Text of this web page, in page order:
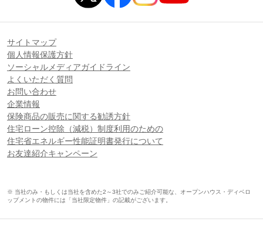
サイトマップ
個人情報保護方針
ソーシャルメディアガイドライン
よくいただく質問
お問い合わせ
企業情報
保険商品の販売に関する勧誘方針
住宅ローン控除（減税）制度利用のための
住宅省エネルギー性能証明書発行について
お友達紹介キャンペーン
※ 当社のみ・もしくは当社を含めた2～3社でのみご紹介可能な、オープンハウス・ディベロ
ップメントの物件には「当社限定物件」の記載がございます。